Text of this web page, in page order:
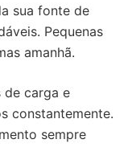
sua fonte de
Pequenas
amanhã.
de carga e
constantemente.
sempre